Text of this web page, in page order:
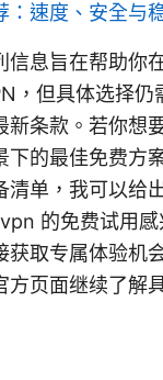
：速度、安全与
信息旨在帮助你
，但具体选择仍
新条款。若你想
下的最佳免费方
清单，我可以给
的免费试用感
获取专属体验机
方页面继续了解